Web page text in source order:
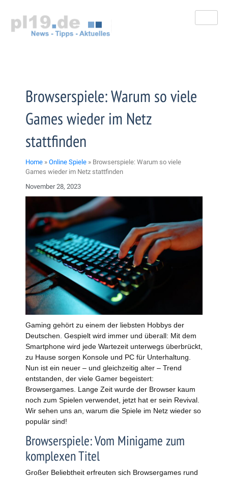
springen
Browserspiele: Warum so viele
Games wieder im Netz
stattfinden
Home » Online Spiele » Browserspiele: Warum so viele
Games wieder im Netz stattfinden
November 28, 2023
Gaming gehört zu einem der liebsten Hobbys der
Deutschen. Gespielt wird immer und überall: Mit dem
Smartphone wird jede Wartezeit unterwegs überbrückt,
zu Hause sorgen Konsole und PC für Unterhaltung.
Nun ist ein neuer – und gleichzeitig alter – Trend
entstanden, der viele Gamer begeistert:
Browsergames. Lange Zeit wurde der Browser kaum
noch zum Spielen verwendet, jetzt hat er sein Revival.
Wir sehen uns an, warum die Spiele im Netz wieder so
populär sind!
Browserspiele: Vom Minigame zum
komplexen Titel
Großer Beliebtheit erfreuten sich Browsergames rund